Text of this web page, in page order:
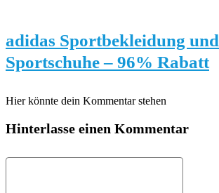
adidas Sportbekleidung und
Sportschuhe – 96% Rabatt
Hier könnte dein Kommentar stehen
Hinterlasse einen Kommentar